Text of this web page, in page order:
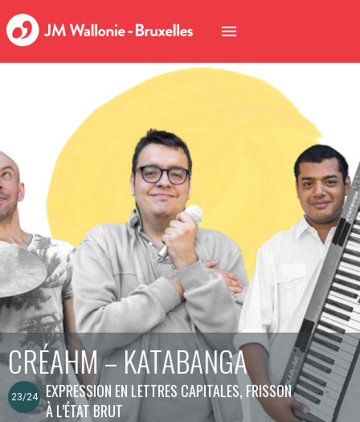
CRÉAHM – KATABANGA
23/24
EXPRESSION EN LETTRES CAPITALES, FRISSON
À L’ÉTAT BRUT